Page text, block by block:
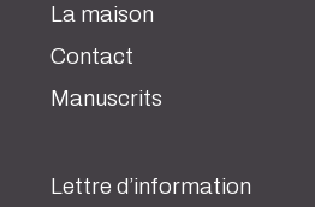
La maison
Contact
Manuscrits
Lettre d’information